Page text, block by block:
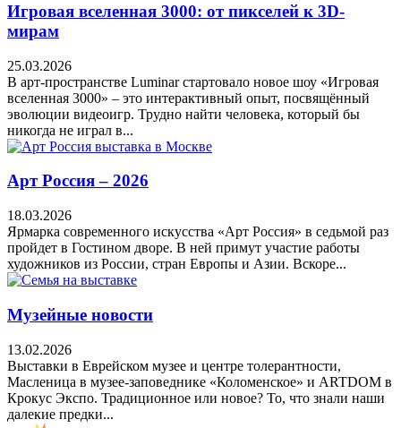
Игровая вселенная 3000: от пикселей к 3D-
мирам
25.03.2026
В арт-пространстве Luminar стартовало новое шоу «Игровая
вселенная 3000» – это интерактивный опыт, посвящённый
эволюции видеоигр. Трудно найти человека, который бы
никогда не играл в...
Арт Россия – 2026
18.03.2026
Ярмарка современного искусства «Арт Россия» в седьмой раз
пройдет в Гостином дворе. В ней примут участие работы
художников из России, стран Европы и Азии. Вскоре...
Музейные новости
13.02.2026
Выставки в Еврейском музее и центре толерантности,
Масленица в музее-заповеднике «Коломенское» и ARTDOM в
Крокус Экспо. Традиционное или новое? То, что знали наши
далекие предки...